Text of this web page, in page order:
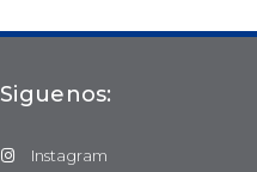
Siguenos:
Instagram